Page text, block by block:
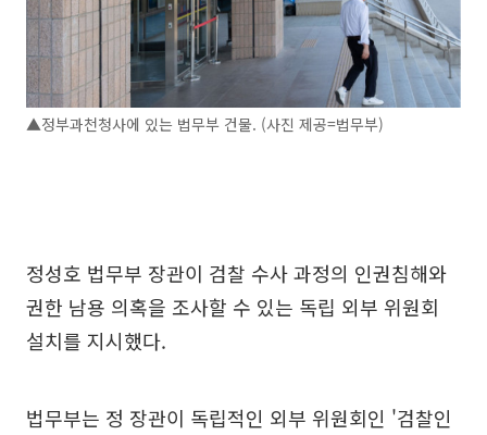
▲정부과천청사에 있는 법무부 건물. (사진 제공=법무부)
정성호 법무부 장관이 검찰 수사 과정의 인권침해와
권한 남용 의혹을 조사할 수 있는 독립 외부 위원회
설치를 지시했다.
법무부는 정 장관이 독립적인 외부 위원회인 '검찰인